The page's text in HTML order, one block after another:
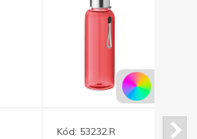
Kód: 53232.R
Kód: